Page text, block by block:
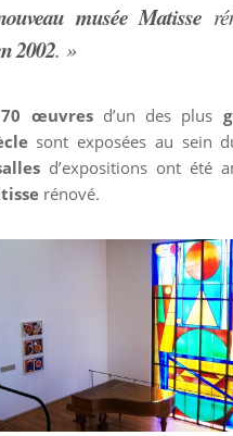
musée Matisse
2002. »
œuvresd’un des plus
sont exposées au sein
d’expositions ont été
rénové.